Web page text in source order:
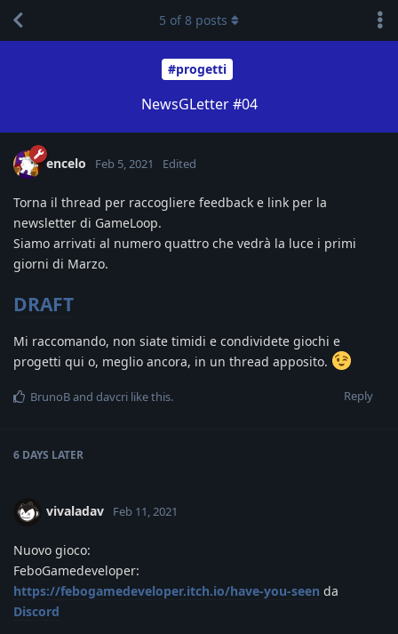
#progetti
NewsGLetter #04
5 of8 posts
encelo Feb 5, 2021 Edited
Torna il thread per raccogliere feedback e link per la
newsletter di GameLoop.
Siamo arrivati al numero quattro che vedrà la luce i primi
giorni di Marzo.
DRAFT
Mi raccomando, non siate timidi e condividete giochi e
progetti qui o, meglio ancora, in un thread apposito.
Reply
BrunoBand davcri like this.
6 DAYS LATER
vivaladav Feb 11, 2021
Nuovo gioco:
FeboGamedeveloper:
https://febogamedeveloper.itch.io/have-you-seen da
Discord